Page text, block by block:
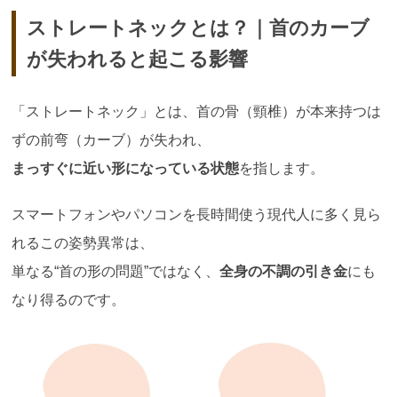
ストレートネックとは？｜首のカーブ
が失われると起こる影響
「ストレートネック」とは、首の骨（頸椎）が本来持つは
ずの前弯（カーブ）が失われ、
まっすぐに近い形になっている状態を指します。
スマートフォンやパソコンを長時間使う現代人に多く見ら
れるこの姿勢異常は、
単なる“首の形の問題”ではなく、全身の不調の引き金にも
なり得るのです。